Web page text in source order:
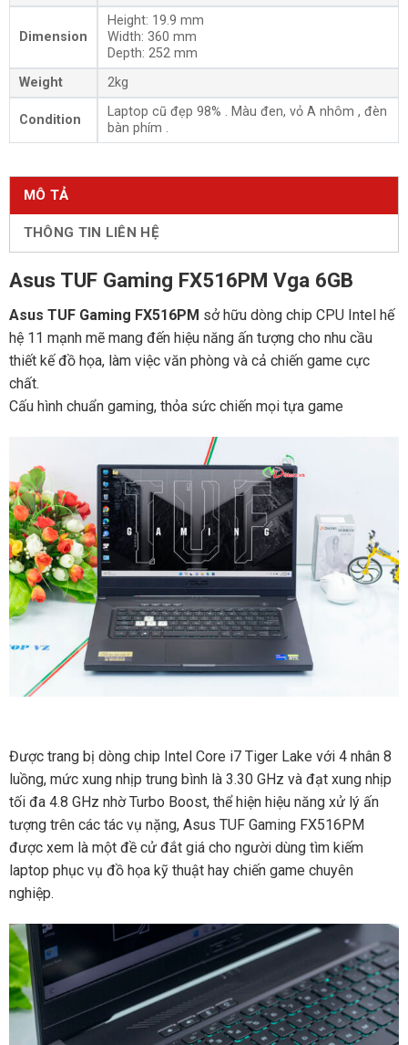
MÔ TẢ
THÔNG TIN LIÊN HỆ
Asus TUF Gaming FX516PM Vga 6GB
Asus TUF Gaming FX516PM sở hữu dòng chip CPU Intel hế
hệ 11 mạnh mẽ mang đến hiệu năng ấn tượng cho nhu cầu
thiết kế đồ họa, làm việc văn phòng và cả chiến game cực
chất.
Cấu hình chuẩn gaming, thỏa sức chiến mọi tựa game
Được trang bị dòng chip Intel Core i7 Tiger Lake với 4 nhân 8
luồng, mức xung nhịp trung bình là 3.30 GHz và đạt xung nhịp
tối đa 4.8 GHz nhờ Turbo Boost, thể hiện hiệu năng xử lý ấn
tượng trên các tác vụ nặng, Asus TUF Gaming FX516PM
được xem là một đề cử đắt giá cho người dùng tìm kiếm
laptop phục vụ đồ họa kỹ thuật hay chiến game chuyên
nghiệp.
Dimension
Height: 19.9 mm
Width: 360 mm
Depth: 252 mm
Weight
2kg
Condition
Laptop cũ đẹp 98% . Màu đen, vỏ A nhôm , đèn
bàn phím .